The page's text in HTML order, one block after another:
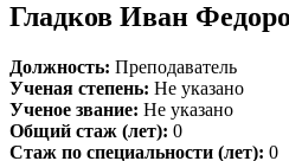
Гладков Иван
Должность: Преподаватель
Ученая степень: Не указано
Ученое звание: Не указано
Общий стаж (лет): 0
Стаж по специальности (лет): 0